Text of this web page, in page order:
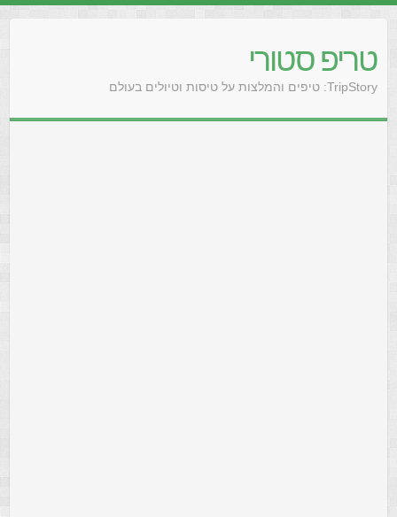
טריפ סטורי
TripStory: טיפים והמלצות על טיסות וטיולים בעולם